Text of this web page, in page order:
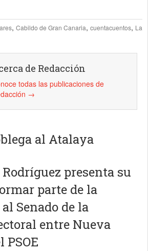
, Cabildo de Gran Canaria, cuentacuentos, La
de Redacción
todas las publicaciones de
→
al Atalaya
presenta su
parte de la
Senado de la
entre Nueva
PSOE